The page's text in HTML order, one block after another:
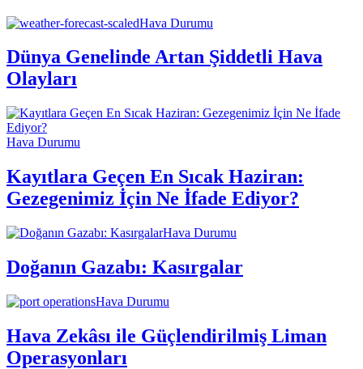
Hava Durumu
Dünya Genelinde Artan Şiddetli Hava
Olayları
Hava Durumu
Kayıtlara Geçen En Sıcak Haziran:
Gezegenimiz İçin Ne İfade Ediyor?
Hava Durumu
Doğanın Gazabı: Kasırgalar
Hava Durumu
Hava Zekâsı ile Güçlendirilmiş Liman
Operasyonları